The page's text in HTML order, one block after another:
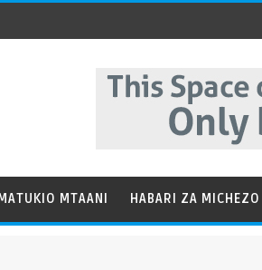
MATUKIO MTAANI HABARI ZA MICHEZO